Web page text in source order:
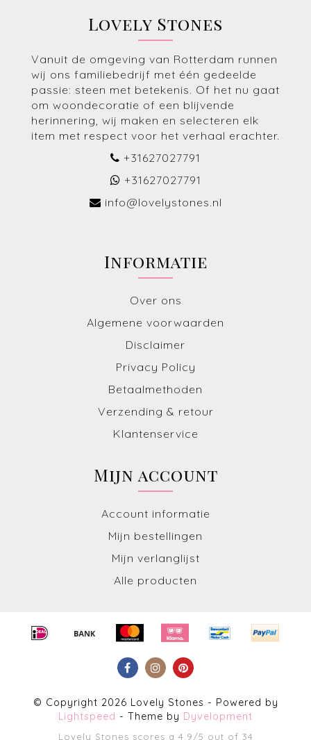
Lovely Stones
Vanuit de omgeving van Rotterdam runnen
wij ons familiebedrijf met één gedeelde
passie: steen met betekenis. Of het nu gaat
om woondecoratie of een blijvende
herinnering, wij maken en selecteren elk
item met respect voor het verhaal erachter.
+31627027791
+31627027791
info@lovelystones.nl
Informatie
Over ons
Algemene voorwaarden
Disclaimer
Privacy Policy
Betaalmethoden
Verzending & retour
Klantenservice
Mijn account
Account informatie
Mijn bestellingen
Mijn verlanglijst
Alle producten
© Copyright 2026 Lovely Stones - Powered by
Lightspeed - Theme by Dyvelopment
Lovely Stones scores a 4.9/5 out of 34